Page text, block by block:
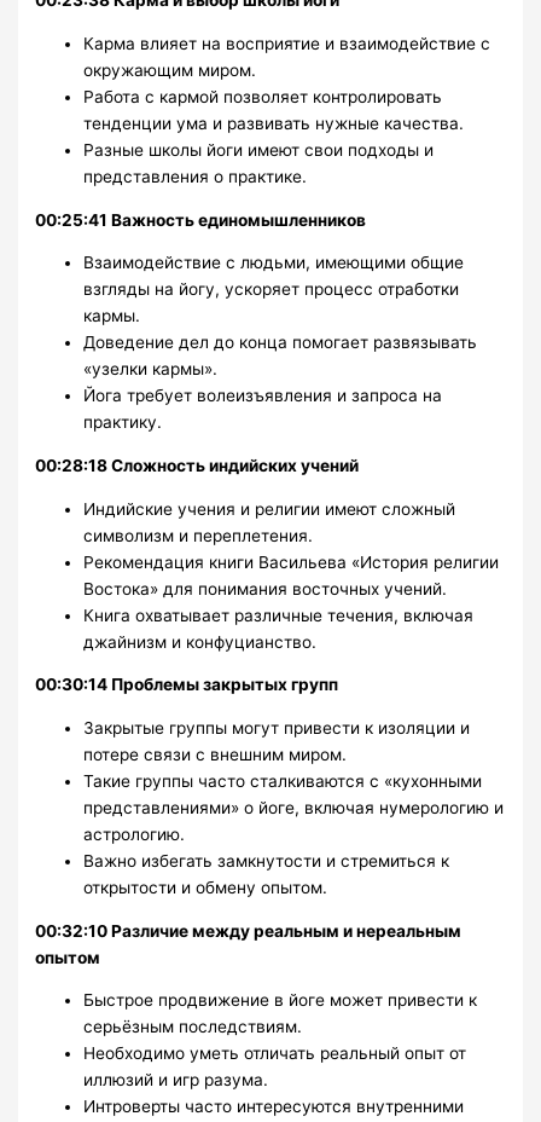
Карма влияет на восприятие и взаимодействие с
окружающим миром.
Работа с кармой позволяет контролировать
тенденции ума и развивать нужные качества.
Разные школы йоги имеют свои подходы и
представления о практике.
00:25:41 Важность единомышленников
Взаимодействие с людьми, имеющими общие
взгляды на йогу, ускоряет процесс отработки
кармы.
Доведение дел до конца помогает развязывать
«узелки кармы».
Йога требует волеизъявления и запроса на
практику.
00:28:18 Сложность индийских учений
Индийские учения и религии имеют сложный
символизм и переплетения.
Рекомендация книги Васильева «История религии
Востока» для понимания восточных учений.
Книга охватывает различные течения, включая
джайнизм и конфуцианство.
00:30:14 Проблемы закрытых групп
Закрытые группы могут привести к изоляции и
потере связи с внешним миром.
Такие группы часто сталкиваются с «кухонными
представлениями» о йоге, включая нумерологию и
астрологию.
Важно избегать замкнутости и стремиться к
открытости и обмену опытом.
00:32:10 Различие между реальным и нереальным
опытом
Быстрое продвижение в йоге может привести к
серьёзным последствиям.
Необходимо уметь отличать реальный опыт от
иллюзий и игр разума.
Интроверты часто интересуются внутренними